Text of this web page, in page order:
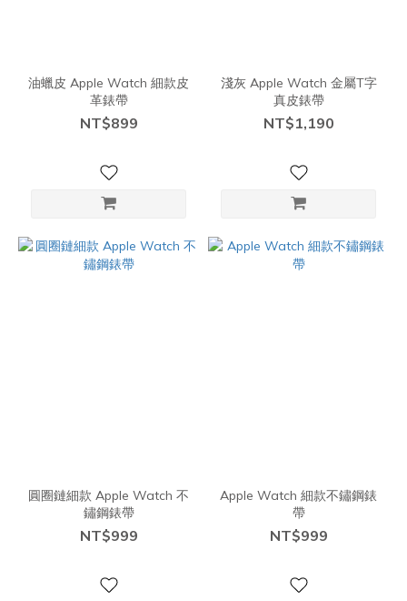
油蠟皮 Apple Watch 細款皮
革錶帶
NT$899
淺灰 Apple Watch 金屬T字
真皮錶帶
NT$1,190
圓圈鏈細款 Apple Watch 不
鏽鋼錶帶
NT$999
Apple Watch 細款不鏽鋼錶
帶
NT$999